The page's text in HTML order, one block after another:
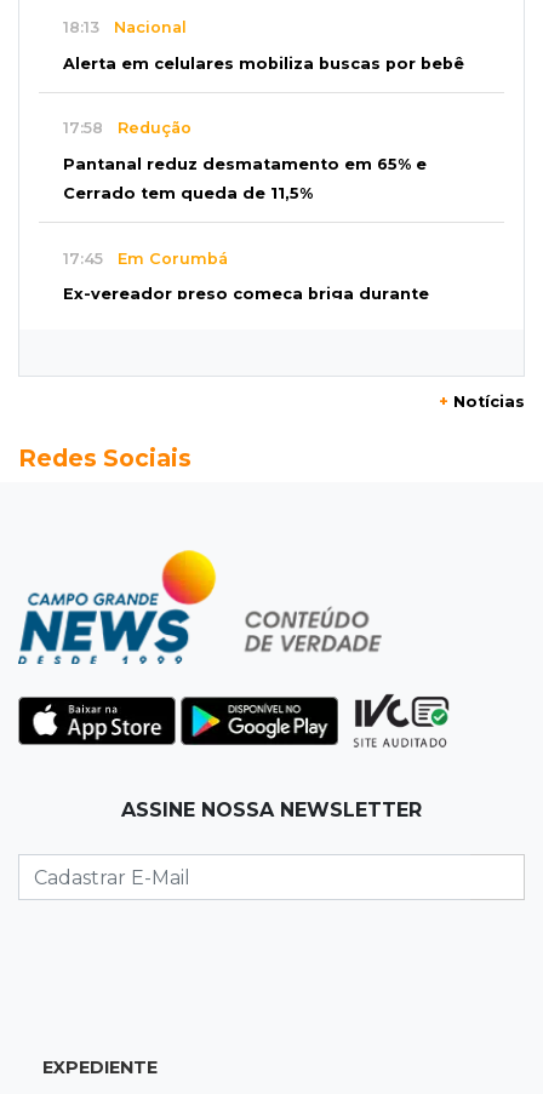
18:13 Nacional
Alerta em celulares mobiliza buscas por bebê
17:58 Redução
Pantanal reduz desmatamento em 65% e
Cerrado tem queda de 11,5%
17:45 Em Corumbá
Ex-vereador preso começa briga durante
tiro na cabeça em loja do pai
Governo libera R$ 433 mil a Deodápolis após
temporal de granizo causar estragos
17:17 Em investigação
ser membro de facção
Família pede justiça por eletricista morto por
Uno capota e Gol invade terreno em acidente
+ Notícias
Redes Sociais
ASSINE NOSSA NEWSLETTER
EXPEDIENTE